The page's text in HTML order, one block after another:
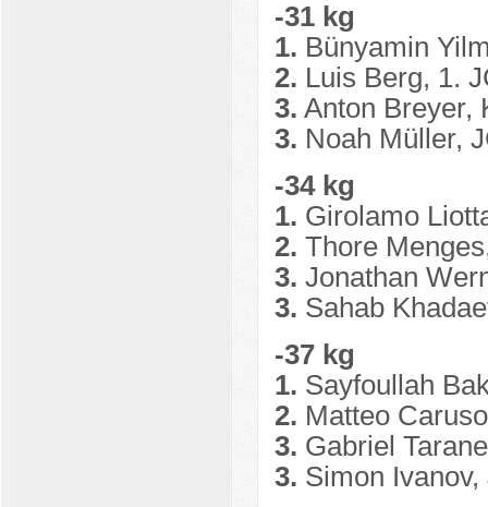
-31 kg
1. Bünyamin
2. Luis Berg, 1.
3. Anton Breyer,
3. Noah Müller,
-34 kg
1. Girolamo
2. Thore
3. Jonathan
3. Sahab
-37 kg
1. Sayfoullah
2. Matteo
3. Gabriel
3. Simon